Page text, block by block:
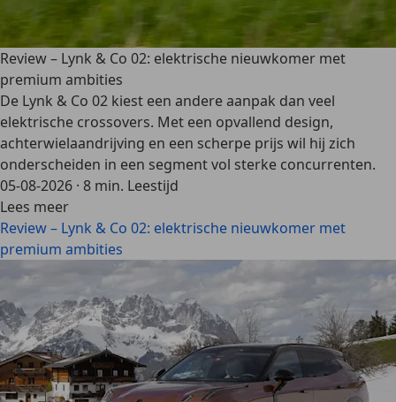
Review – Lynk & Co 02: elektrische nieuwkomer met
premium ambities
De Lynk & Co 02 kiest een andere aanpak dan veel
elektrische crossovers. Met een opvallend design,
achterwielaandrijving en een scherpe prijs wil hij zich
onderscheiden in een segment vol sterke concurrenten.
05-08-2026 · 8 min. Leestijd
Lees meer
Review – Lynk & Co 02: elektrische nieuwkomer met
premium ambities